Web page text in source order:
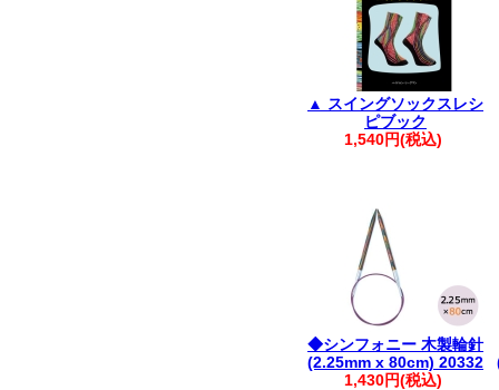
▲ スイングソックスレシ
ピブック
1,540円(税込)
◆シンフォニー 木製輪針
(2.25mm x 80cm) 20332
1,430円(税込)